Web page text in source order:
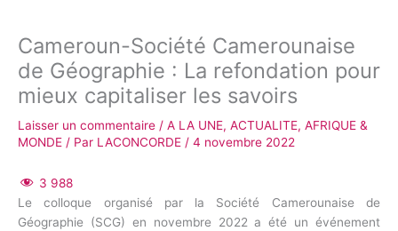
Cameroun-Société Camerounaise
de Géographie : La refondation pour
mieux capitaliser les savoirs
Laisser un commentaire / A LA UNE, ACTUALITE, AFRIQUE &
MONDE / Par LACONCORDE / 4 novembre 2022
3 988
Le colloque organisé par la Société Camerounaise de
Géographie (SCG) en novembre 2022 a été un événement